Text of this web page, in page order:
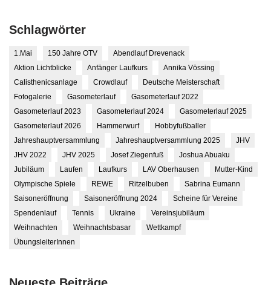
Schlagwörter
1.Mai 150 Jahre OTV
Abendlauf Drevenack
Aktion Lichtblicke
Anfänger Laufkurs
Annika Vössing
Calisthenicsanlage
Crowdlauf
Deutsche Meisterschaft
Fotogalerie
Gasometerlauf
Gasometerlauf 2022
Gasometerlauf 2023
Gasometerlauf 2024
Gasometerlauf 2025
Gasometerlauf 2026
Hammerwurf
Hobbyfußballer
Jahreshauptversammlung
Jahreshauptversammlung 2025
JHV
JHV 2022
JHV 2025 Josef Ziegenfuß
Joshua Abuaku
Jubiläum
Laufen Laufkurs LAV Oberhausen
Mutter-Kind
Olympische Spiele
REWE Ritzelbuben
Sabrina Eumann
Saisoneröffnung
Saisoneröffnung 2024
Scheine für Vereine
Spendenlauf
Tennis Ukraine
Vereinsjubiläum
Weihnachten
Weihnachtsbasar
Wettkampf
ÜbungsleiterInnen